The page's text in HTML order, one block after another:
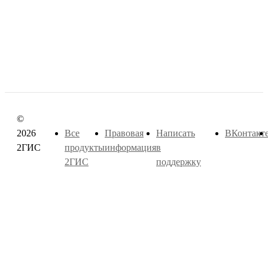
©
2026
2ГИС
Все
продукты
2ГИС
Правовая
информация
Написать
в
поддержку